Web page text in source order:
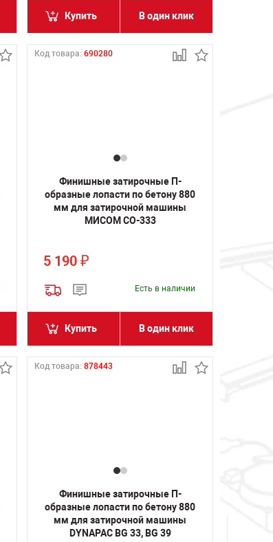
Купить В один клик
Код товара:690280
Финишные затирочные П-
образные лопасти по бетону 880
мм для затирочной машины
МИСОМ СО-333
5 190₽
Есть в наличии
Купить В один клик
Код товара:878443
Финишные затирочные П-
образные лопасти по бетону 880
мм для затирочной машины
DYNAPAC BG 33, BG 39